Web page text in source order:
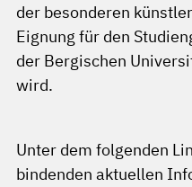
der besonderen
Eignung für den
der Bergischen
wird.
Unter dem folgenden
bindenden aktuellen